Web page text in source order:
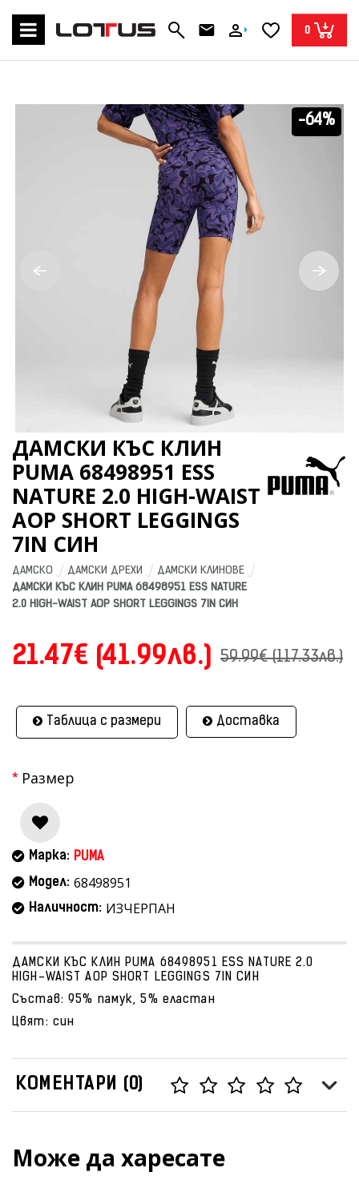
0
-64%
ДАМСКИ КЪС КЛИН
PUMA 68498951 ESS
NATURE 2.0 HIGH-WAIST
AOP SHORT LEGGINGS
7IN СИН
ДАМСКО ДАМСКИ ДРЕХИ
ДАМСКИ КЛИНОВЕ
ДАМСКИ КЪС КЛИН PUMA 68498951 ESS NATURE
2.0 HIGH-WAIST AOP SHORT LEGGINGS 7IN СИН
21.47€ (41.99лв.) 59.99€ (117.33лв.)
Таблица с размери Доставка
Размер
Марка: PUMA
Модел: 68498951
Наличност: ИЗЧЕРПАН
ДАМСКИ КЪС КЛИН PUMA 68498951 ESS NATURE 2.0
HIGH-WAIST AOP SHORT LEGGINGS 7IN СИН
Състав: 95% памук, 5% еластан
Цвят: син
КОМЕНТАРИ (0)
Може да харесате